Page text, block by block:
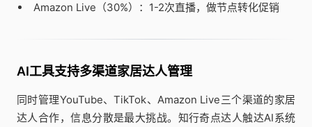
Amazon Live（30%）：1-2次直播，做节点转化促销
AI工具支持多渠道家居达人管理
同时管理YouTube、TikTok、Amazon Live三个渠道的家居
达人合作，信息分散是最大挑战。知行奇点达人触达AI系统